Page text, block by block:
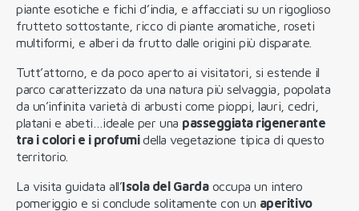
piante esotiche e fichi d’india, e affacciati su un rigoglioso
frutteto sottostante, ricco di piante aromatiche, roseti
multiformi, e alberi da frutto dalle origini più disparate.
Tutt’attorno, e da poco aperto ai visitatori, si estende il
parco caratterizzato da una natura più selvaggia, popolata
da un’infinita varietà di arbusti come pioppi, lauri, cedri,
platani e abeti…ideale per una passeggiata rigenerante
tra i colori e i profumidella vegetazione tipica di questo
territorio.
La visita guidata all’Isola del Gardaoccupa un intero
pomeriggio e si conclude solitamente con un aperitivo